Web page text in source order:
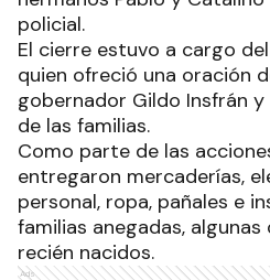
policial.
El cierre estuvo a cargo
quien ofreció una oración
gobernador Gildo Insfrán
de las familias.
Como parte de las
entregaron mercaderías,
personal, ropa, pañales e
familias anegadas,
recién nacidos.
Ads